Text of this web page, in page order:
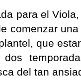
para el
comenzar
que
del tan